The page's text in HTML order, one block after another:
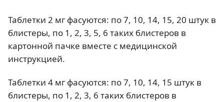
Таблетки 2 мг фасуются: по 7, 10, 14, 15, 20 штук в
блистеры, по 1, 2, 3, 5, 6 таких блистеров в
картонной пачке вместе с медицинской
инструкцией.
Таблетки 4 мг фасуются: по 7, 10, 14, 15 штук в
блистеры, по 1, 2, 3, 6 таких блистеров в